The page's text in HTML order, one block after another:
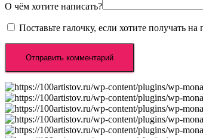
О чём хотите написать?
Поставьте галочку, если хотите получать